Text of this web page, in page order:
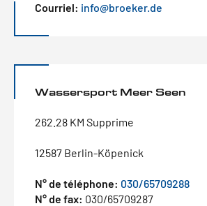
Courriel: info@broeker.de
Wassersport Meer Seen
262.28 KM Supprime
12587 Berlin-Köpenick
N° de téléphone: 030/65709288
N° de fax: 030/65709287